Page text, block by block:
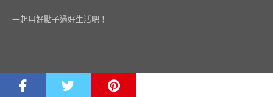
一起用好點子過好生活吧！